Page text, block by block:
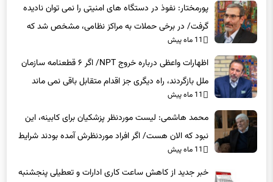
پورمختار: نفوذ در دستگاه های امنیتی را نمی توان نادیده
گرفت/ در برخی حملات به مراکز نظامی، مشخص شد که
عوامل نفوذی دخیل بوده‌اند
11 ماه پیش
اظهارات واعظی درباره خروج NPT/ اگر ۶ قطعنامه سازمان
ملل بازگردند، راه دیگری جز اقدام متقابل باقی نمی‌ ماند
11 ماه پیش
محمد هاشمی: لیست موردنظر پزشکیان برای کابینه، این
نبود که الان هست/ اگر افراد موردنظرش آمده بودند شرایط
بهتر بود
11 ماه پیش
خبر جدید از کاهش ساعت کاری ادارات و تعطیلی پنجشنبه